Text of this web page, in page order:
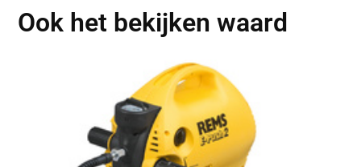
Ook het bekijken waard